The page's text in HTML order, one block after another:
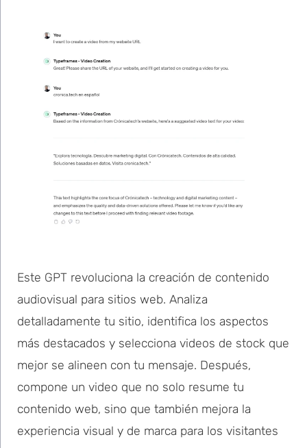
Este GPT revoluciona la creación de contenido
audiovisual para sitios web. Analiza
detalladamente tu sitio, identifica los aspectos
más destacados y selecciona videos de stock que
mejor se alineen con tu mensaje. Después,
compone un video que no solo resume tu
contenido web, sino que también mejora la
experiencia visual y de marca para los visitantes